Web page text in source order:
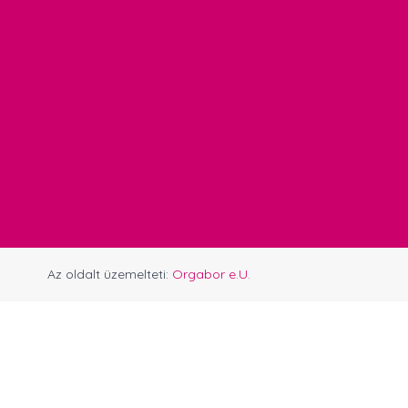
Az oldalt üzemelteti: Orgabor e.U.